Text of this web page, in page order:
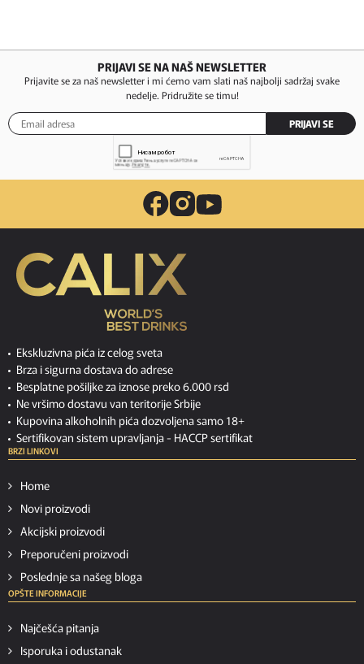
PRIJAVI SE NA NAŠ NEWSLETTER
Prijavite se za naš newsletter i mi ćemo vam slati naš najbolji sadržaj svake
nedelje. Pridružite se timu!
PRIJAVI SE
Ekskluzivna pića iz celog sveta
Brza i sigurna dostava do adrese
Besplatne pošiljke za iznose preko 6.000 rsd
Ne vršimo dostavu van teritorije Srbije
Kupovina alkoholnih pića dozvoljena samo 18+
Sertifikovan sistem upravljanja - HACCP sertifikat
BRZI LINKOVI
Home
Novi proizvodi
Akcijski proizvodi
Preporučeni proizvodi
Poslednje sa našeg bloga
OPŠTE INFORMACIJE
Najčešća pitanja
Isporuka i odustanak